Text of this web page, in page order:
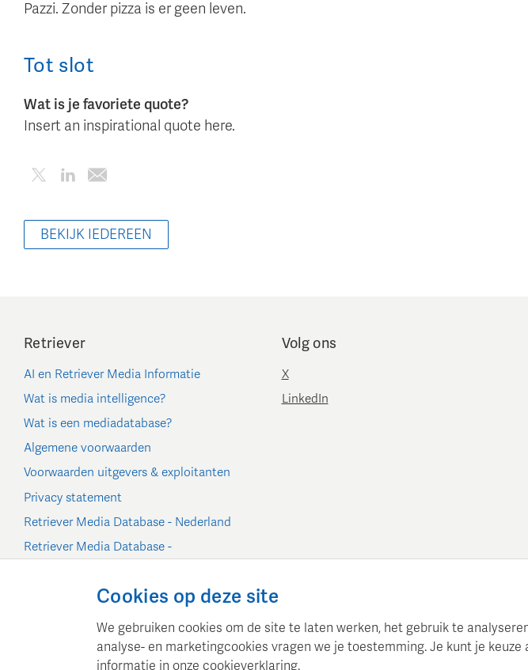
Pazzi. Zonder pizza is er geen leven.
Tot slot
Wat is je favoriete quote?
Insert an inspirational quote here.
BEKIJK IEDEREEN
Retriever
AI en Retriever Media Informatie
Wat is media intelligence?
Wat is een mediadatabase?
Algemene voorwaarden
Voorwaarden uitgevers & exploitanten
Privacy statement
Retriever Media Database - Nederland
Retriever Media Database -
Cookie-instellingen
Volg ons
X
LinkedIn
Cookies op deze site
We gebruiken cookies om de site te laten werken, het gebruik te
analyse- en marketingcookies vragen we je toestemming. Je kunt je keuze
informatie in onze cookieverklaring.